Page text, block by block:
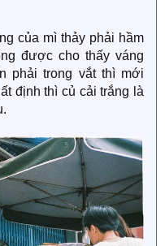
của mì thảy phải hầm
được cho thấy váng
phải trong vắt thì mới
định thì củ cải trắng là